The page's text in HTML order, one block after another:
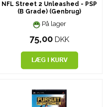
NFL Street 2 Unleashed - PSP
(B Grade) (Genbrug)
På lager
75,00 DKK